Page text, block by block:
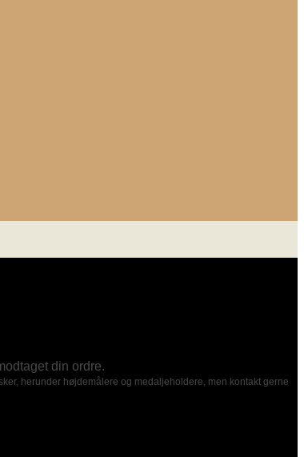
din ordre.
herunder højdemålere og medaljeholdere, men kontakt gerne